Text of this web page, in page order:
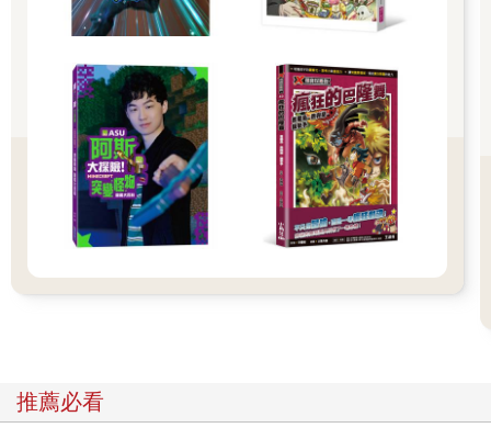
斂的看著她。
「這是持玉使者，藤忠。」九思指著身邊淺綠頭髮的使者說。
「晨欣你好。」藤忠對她溫和一笑，他的聲音低沉沙啞，卻不會
難聽，反而有一種磁性。晨欣這時注意到，他俊逸的右臉頰上有
一道淺淺的疤痕，從耳下延伸到嘴角。
「持玉使者，你會拿走我的玉玦，對嗎？」晨欣問。
「是的，目前在養心池的三塊生死玉，每一塊都由一位持玉使者
守護，我也會全心守護你的玉玦，保護養心池的安危。」藤忠
晨欣眨眨眼。她有點好奇，之前，使者們拿不走玉玦，不知道現
有的靈力。
般，還是無法拿起每個人都可以看到的玉玦。
「好奇怪啊！」有人忍不住發出低語。
推薦必看